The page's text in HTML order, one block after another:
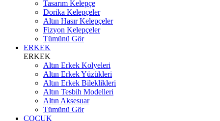
Tasarım Kelepçe
Dorika Kelepçeler
Altın Hasır Kelepçeler
Fizyon Kelepçeler
Tümünü Gör
ERKEK
ERKEK
Altın Erkek Kolyeleri
Altın Erkek Yüzükleri
Altın Erkek Bileklikleri
Altın Tesbih Modelleri
Altın Aksesuar
Tümünü Gör
ÇOCUK